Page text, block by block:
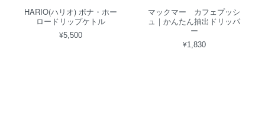
HARIO(ハリオ) ボナ・ホー
ロードリップケトル
¥5,500
マックマー カフェプッシ
ュ｜かんたん抽出ドリッパ
ー
¥1,830